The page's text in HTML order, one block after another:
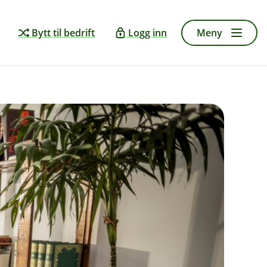
Bytt til bedrift Logg inn Meny